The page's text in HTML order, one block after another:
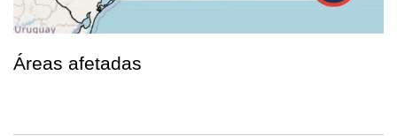
Áreas afetadas